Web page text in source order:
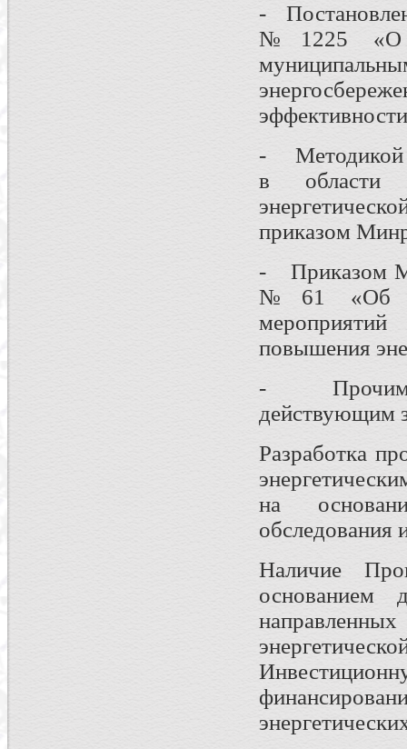
-
№1225 «О
- Методикой
в области
приказом
- Приказом
№61 «Об
повышения
- Прочими
действующим
Разработка
на
обследования
Наличие
основанием